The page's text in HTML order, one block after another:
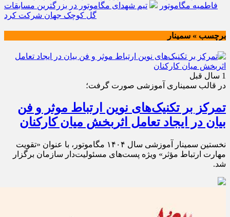
فاطمیه مگاموتور
تیم شهدای مگاموتور در بزرگترین مسابقات
گل کوچک جهان شرکت کرد
برچسب » سمینار
1 سال قبل
در قالب سمیناری آموزشی صورت گرفت؛
تمرکز بر تکنیک‌های نوین ارتباط موثر و فن
بیان در ایجاد تعامل اثربخش میان کارکنان
نخستین سمینار آموزشی سال ۱۴۰۴ مگاموتور، با عنوان «تقویت
مهارت ارتباط مؤثر» ویژه پست‌های مسئولیت‌دار سازمان برگزار
شد.